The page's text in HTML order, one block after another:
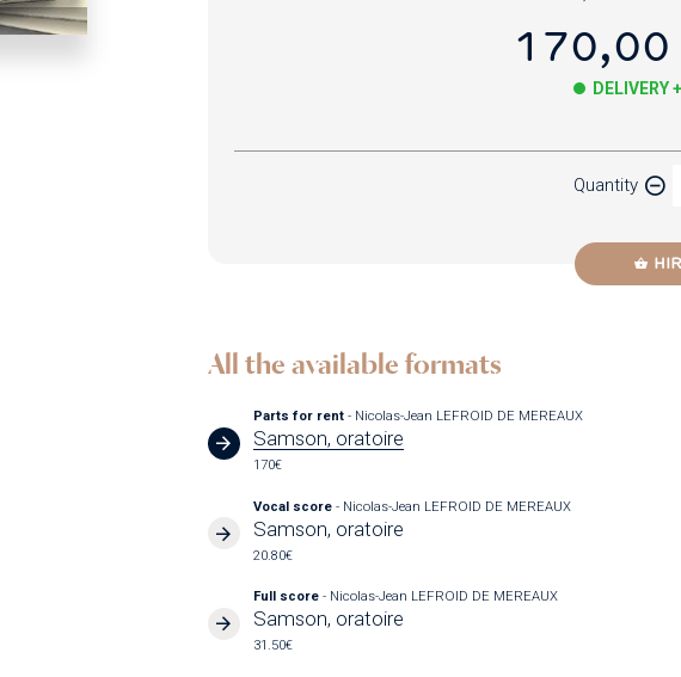
170,00
DELIVERY
Quantity
All the available formats
Parts for rent- Nicolas-Jean LEFROID DE MEREAUX
Samson, oratoire
170€
Vocal score- Nicolas-Jean LEFROID DE MEREAUX
Samson, oratoire
20.80€
Full score- Nicolas-Jean LEFROID DE MEREAUX
Samson, oratoire
31.50€